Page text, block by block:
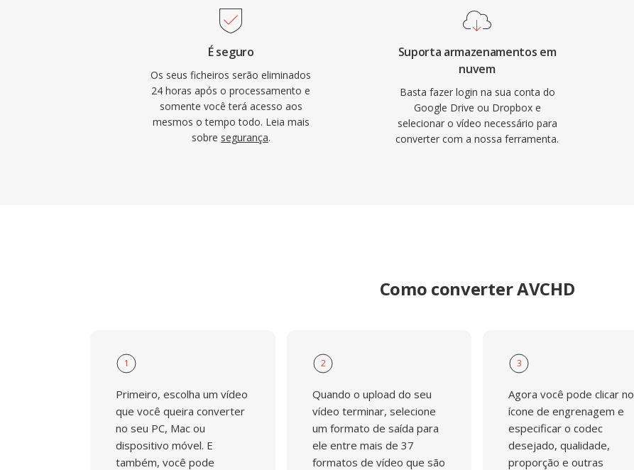
É seguro
Os seus ficheiros serão eliminados
24 horas após o processamento e
somente você terá acesso aos
mesmos o tempo todo. Leia mais
sobre segurança.
Suporta armazenamentos em
nuvem
Basta fazer login na sua conta do
Google Drive ou Dropbox e
selecionar o vídeo necessário para
converter com a nossa ferramenta.
Como converter AVCHD
1
Primeiro, escolha um vídeo
que você queira converter
no seu PC, Mac ou
dispositivo móvel. E
também, você pode
2
Quando o upload do seu
vídeo terminar, selecione
um formato de saída para
ele entre mais de 37
formatos de vídeo que são
3
Agora você pode clicar no
ícone de engrenagem e
especificar o codec
desejado, qualidade,
proporção e outras